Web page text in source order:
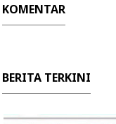
KOMENTAR
BERITA TERKINI